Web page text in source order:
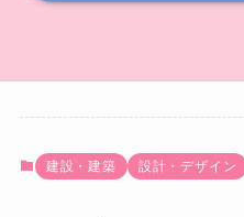
建設・建築 設計・デザイン